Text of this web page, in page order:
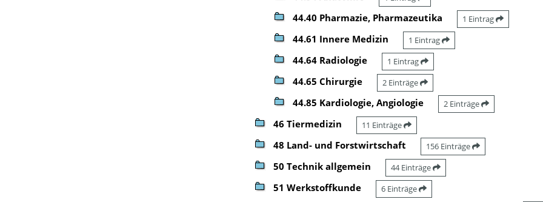
44.40 Pharmazie, Pharmazeutika 1 Eintrag
44.61 Innere Medizin 1 Eintrag
44.64 Radiologie 1 Eintrag
44.65 Chirurgie 2 Einträge
44.85 Kardiologie, Angiologie 2 Einträge
46 Tiermedizin 11 Einträge
48 Land- und Forstwirtschaft 156 Einträge
50 Technik allgemein 44 Einträge
51 Werkstoffkunde 6 Einträge